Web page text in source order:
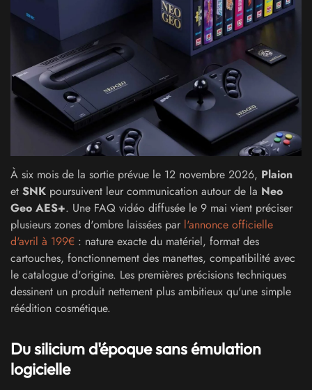
À six mois de la sortie prévue le 12 novembre 2026, Plaion
et SNK poursuivent leur communication autour de la Neo
Geo AES+. Une FAQ vidéo diffusée le 9 mai vient préciser
plusieurs zones d'ombre laissées par l'annonce officielle
d'avril à 199€ : nature exacte du matériel, format des
cartouches, fonctionnement des manettes, compatibilité avec
le catalogue d'origine. Les premières précisions techniques
dessinent un produit nettement plus ambitieux qu'une simple
réédition cosmétique.
Du silicium d'époque sans émulation
logicielle